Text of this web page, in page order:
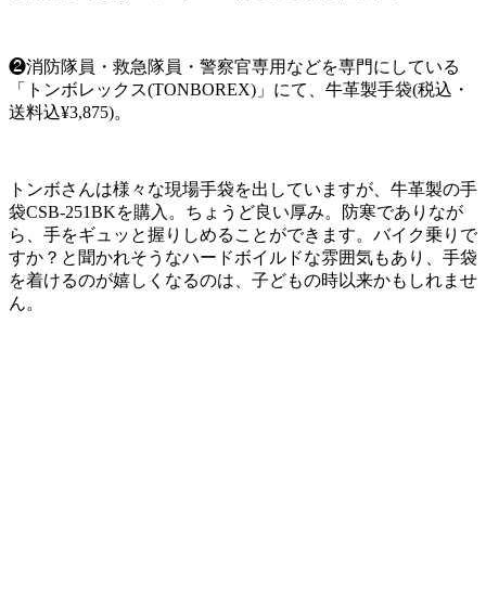
❷消防隊員・救急隊員・警察官専用などを専門にしている
「トンボレックス(TONBOREX)」にて、牛革製手袋(税込・
送料込¥3,875)。
トンボさんは様々な現場手袋を出していますが、牛革製の手
袋CSB-251BKを購入。ちょうど良い厚み。防寒でありなが
ら、手をギュッと握りしめることができます。バイク乗りで
すか？と聞かれそうなハードボイルドな雰囲気もあり、手袋
を着けるのが嬉しくなるのは、子どもの時以来かもしれませ
ん。